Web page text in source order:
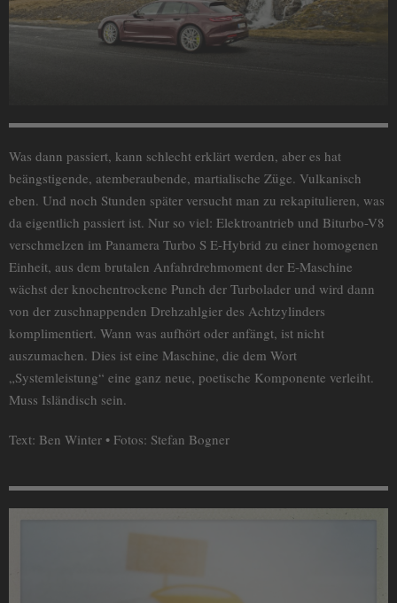
Was dann passiert, kann schlecht erklärt werden, aber es hat
beängstigende, atemberaubende, martialische Züge. Vulkanisch
eben. Und noch Stunden später versucht man zu rekapitulieren, was
da eigentlich passiert ist. Nur so viel: Elektroantrieb und Biturbo-V8
verschmelzen im Panamera Turbo S E-Hybrid zu einer homogenen
Einheit, aus dem brutalen Anfahrdrehmoment der E-Maschine
wächst der knochentrockene Punch der Turbolader und wird dann
von der zuschnappenden Drehzahlgier des Achtzylinders
komplimentiert. Wann was aufhört oder anfängt, ist nicht
auszumachen. Dies ist eine Maschine, die dem Wort
„Systemleistung“ eine ganz neue, poetische Komponente verleiht.
Muss Isländisch sein.
Text: Ben Winter • Fotos: Stefan Bogner